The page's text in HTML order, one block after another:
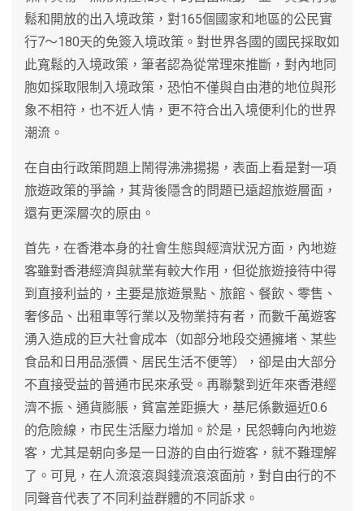
鬆和開放的出入境政策，對165個國家和地區的公民實
行7～180天的免簽入境政策。對世界各國的國民採取如
此寬鬆的入境政策，筆者認為從常理來推斷，對內地同
胞如採取限制入境政策，恐怕不僅與自由港的地位與形
象不相符，也不近人情，更不符合出入境便利化的世界
潮流。
在自由行政策問題上鬧得沸沸揚揚，表面上看是對一項
旅遊政策的爭論，其背後隱含的問題已遠超旅遊層面，
還有更深層次的原由。
首先，在香港本身的社會生態與經濟狀況方面，內地遊
客雖對香港經濟與就業有較大作用，但從旅遊接待中得
到直接利益的，主要是旅遊景點、旅館、餐飲、零售、
奢侈品、出租車等行業以及物業持有者，而數千萬遊客
湧入造成的巨大社會成本（如部分地段交通擁堵、某些
食品和日用品漲價、居民生活不便等），卻是由大部分
不直接受益的普通市民來承受。再聯繫到近年來香港經
濟不振、通貨膨脹，貧富差距擴大，基尼係數逼近0.6
的危險線，市民生活壓力增加。於是，民怨轉向內地遊
客，尤其是朝向多是一日游的自由行遊客，就不難理解
了。可見，在人流滾滾與錢流滾滾面前，對自由行的不
同聲音代表了不同利益群體的不同訴求。